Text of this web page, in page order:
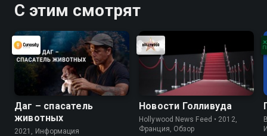
С этим смотрят
Даг – спасатель
животных
2021, Информация
Новости Голливуда
Hollywood News Feed • 2012,
Франция, Обзор